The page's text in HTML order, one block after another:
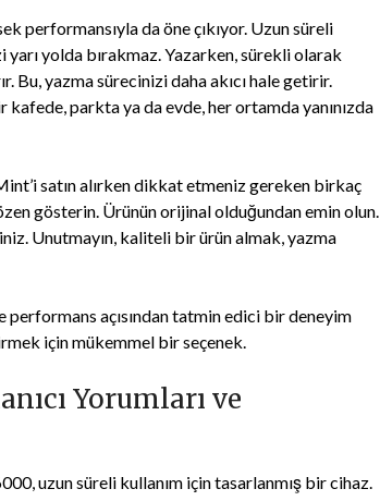
performansıyla da öne çıkıyor. Uzun süreli
yolda bırakmaz. Yazarken, sürekli olarak
Bu, yazma sürecinizi daha akıcı hale getirir.
parkta ya da evde, her ortamda yanınızda
satın alırken dikkat etmeniz gereken birkaç
gösterin. Ürünün orijinal olduğundan emin olun.
Unutmayın, kaliteli bir ürün almak, yazma
açısından tatmin edici bir deneyim
için mükemmel bir seçenek.
Yorumları ve
uzun süreli kullanım için tasarlanmış bir cihaz.